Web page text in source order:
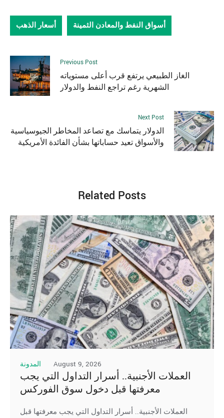
أسعار الذهب أسواق النفط والمعادن الثمينة
Previous Post
الغاز الطبيعي يرتفع قرب أعلى مستوياته
الشهرية رغم تراجع النفط والدولار
Next Post
الدولار يتماسك مع تصاعد المخاطر الجيوسياسية
والأسواق تعيد حساباتها بشأن الفائدة الأمريكية
Related Posts
المدونة August 9, 2026
العملات الأجنبية.. أسرار التداول التي يجب
معرفتها قبل دخول سوق الفوركس
العملات الأجنبية.. أسرار التداول التي يجب معرفتها قبل